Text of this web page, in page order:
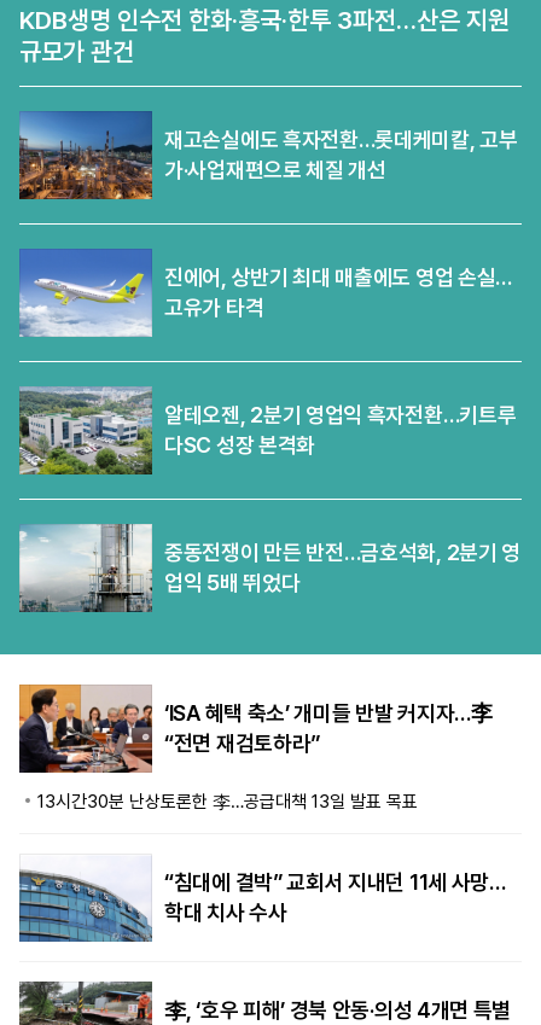
KDB생명 인수전 한화·흥국·한투 3파전…산은 지원
규모가 관건
재고손실에도 흑자전환…롯데케미칼, 고부
가·사업재편으로 체질 개선
진에어, 상반기 최대 매출에도 영업 손실…
고유가 타격
알테오젠, 2분기 영업익 흑자전환…키트루
다SC 성장 본격화
중동전쟁이 만든 반전…금호석화, 2분기 영
업익 5배 뛰었다
‘ISA 혜택 축소’ 개미들 반발 커지자…李
“전면 재검토하라”
13시간30분 난상토론한 李…공급대책 13일 발표 목표
“침대에 결박” 교회서 지내던 11세 사망…
학대 치사 수사
李, ‘호우 피해’ 경북 안동·의성 4개면 특별